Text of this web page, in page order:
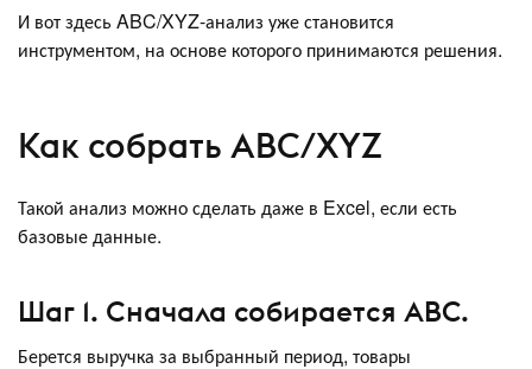
И вот здесь ABC/XYZ-анализ уже становится
инструментом, на основе которого принимаются решения.
Как собрать ABC/XYZ
Такой анализ можно сделать даже в Excel, если есть
базовые данные.
Шаг 1. Сначала собирается ABC.
Берется выручка за выбранный период, товары